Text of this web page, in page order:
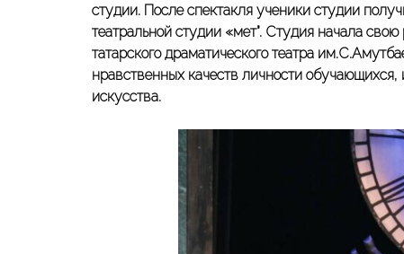
студии. После спектакля ученики студии
театральной студии «Өмет”. Студия начала
татарского драматического театра
нравственных качеств личности
искусства.